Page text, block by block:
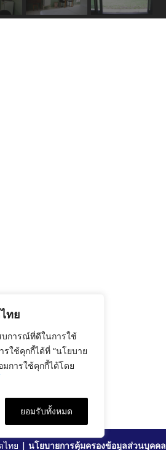
ทย
บการณ์ที่ดีในการใช้
รใช้คุกกี้ได้ที่ “นโยบาย
มการใช้คุกกี้ได้โดย
ยอมรับทั้งหมด
ไทย |นโยบายการคุ้มครองข้อมูลส่วนบุคคล